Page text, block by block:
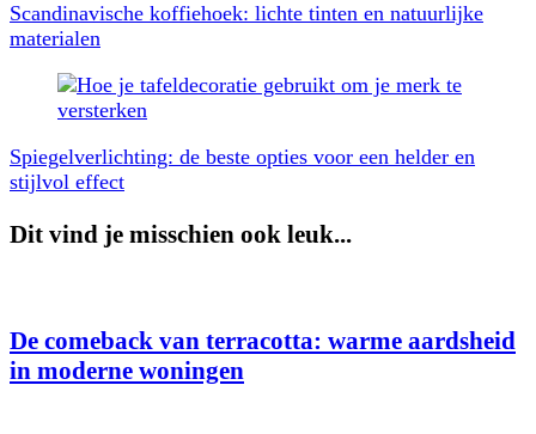
Scandinavische koffiehoek: lichte tinten en natuurlijke
materialen
Spiegelverlichting: de beste opties voor een helder en
stijlvol effect
Dit vind je misschien ook leuk...
De comeback van terracotta: warme aardsheid
in moderne woningen